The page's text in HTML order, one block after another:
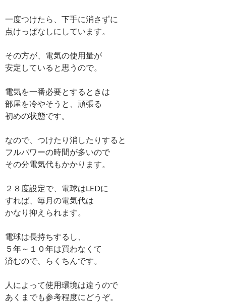
一度つけたら、下手に消さずに
点けっぱなしにしています。
その方が、電気の使用量が
安定していると思うので。
電気を一番必要とするときは
部屋を冷やそうと、頑張る
初めの状態です。
なので、つけたり消したりすると
フルパワーの時間が多いので
その分電気代もかかります。
２８度設定で、電球はLEDに
すれば、毎月の電気代は
かなり抑えられます。
電球は長持ちするし、
５年～１０年は買わなくて
済むので、らくちんです。
人によって使用環境は違うので
あくまでも参考程度にどうぞ。